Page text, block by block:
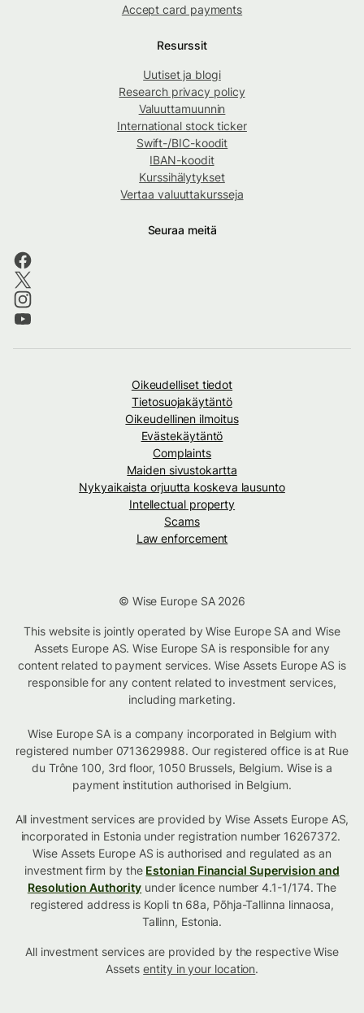
Accept card payments
Resurssit
Uutiset ja blogi
Research privacy policy
Valuuttamuunnin
International stock ticker
Swift-/BIC-koodit
IBAN-koodit
Kurssihälytykset
Vertaa valuuttakursseja
Seuraa meitä
Oikeudelliset tiedot
Tietosuojakäytäntö
Oikeudellinen ilmoitus
Evästekäytäntö
Complaints
Maiden sivustokartta
Nykyaikaista orjuutta koskeva lausunto
Intellectual property
Scams
Law enforcement
© Wise Europe SA 2026
This website is jointly operated by Wise Europe SA and Wise
Assets Europe AS. Wise Europe SA is responsible for any
content related to payment services. Wise Assets Europe AS is
responsible for any content related to investment services,
including marketing.
Wise Europe SA is a company incorporated in Belgium with
registered number 0713629988. Our registered office is at Rue
du Trône 100, 3rd floor, 1050 Brussels, Belgium. Wise is a
payment institution authorised in Belgium.
All investment services are provided by Wise Assets Europe AS,
incorporated in Estonia under registration number 16267372.
Wise Assets Europe AS is authorised and regulated as an
investment firm by the Estonian Financial Supervision and
Resolution Authority under licence number 4.1-1/174. The
registered address is Kopli tn 68a, Põhja-Tallinna linnaosa,
Tallinn, Estonia.
All investment services are provided by the respective Wise
Assetsentity in your location.